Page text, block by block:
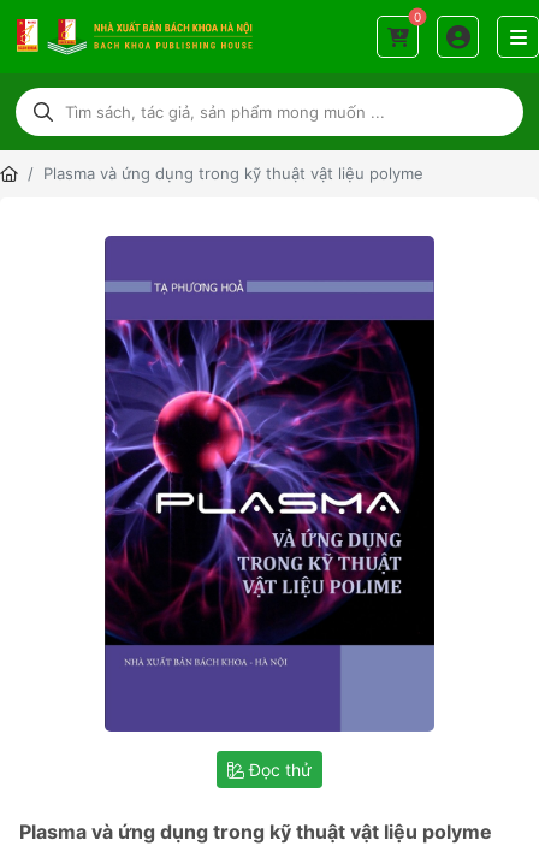
0
Plasma và ứng dụng trong kỹ thuật vật liệu polyme
Đọc thử
Plasma và ứng dụng trong kỹ thuật vật liệu polyme